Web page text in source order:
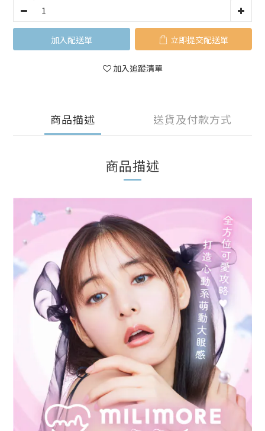
加入購物車 立即購買
加入追蹤清單
商品描述 送貨及付款方式
商品描述